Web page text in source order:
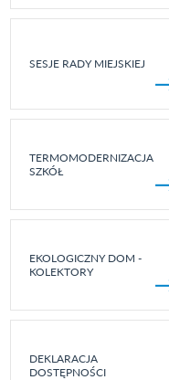
SESJE RADY MIEJSKIEJ
TERMOMODERNIZACJA
SZKÓŁ
EKOLOGICZNY DOM -
KOLEKTORY
DEKLARACJA
DOSTĘPNOŚCI